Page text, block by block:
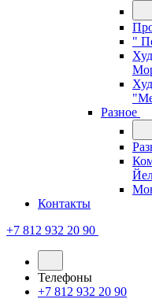
"
Разное
Контакты
+7 812 932 20 90
Телефоны
+7 812 932 20 90